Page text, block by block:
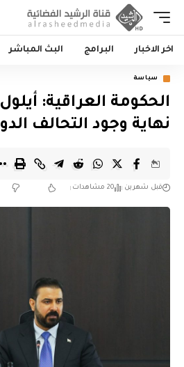
اخر الاخبار البرامج البث المباشر
سياسة
نهاية وجود التحالف
قبل شهرين 20 مشاهدات